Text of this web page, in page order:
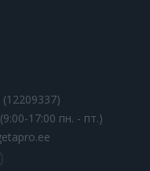
(9:00-17:00 пн. - пт.)